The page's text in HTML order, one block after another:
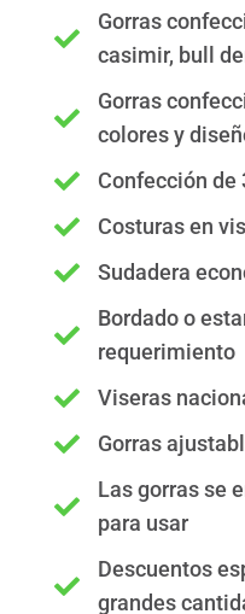
Gorras
casimir, bull
Gorras
colores y
Confección de
Costuras en
Sudadera
Bordado o
requerimiento
Viseras
Gorras
Las gorras se
para usar
Descuentos
grandes